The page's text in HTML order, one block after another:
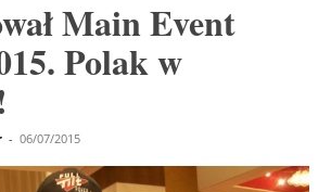
Main Event
Polak w
- 06/07/2015